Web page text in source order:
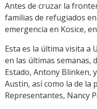
Antes de cruzar la
familias de refugiados
emergencia en Kosice,
Esta es la última visita a
en las últimas semanas,
Estado, Antony Blinken,
Austin, así como la de la
Representantes, Nancy